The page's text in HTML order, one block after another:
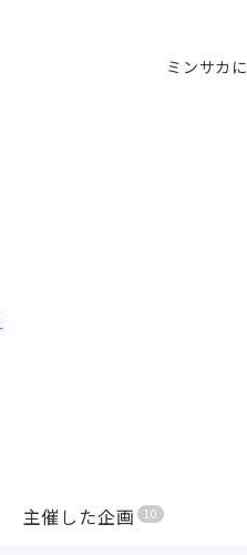
ミンサカ
主催した企画 10